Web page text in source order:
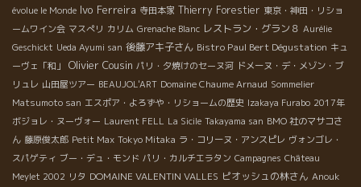
évolue le Monde Ivo Ferreira 寺田本家 Thierry Forestier 東京・神田・リショ
ームワイン会 マスぺリ カリム Grenache Blanc レストラン・グラン８ Aurélie
Geschickt Ueda Ayumi san 後藤アキ子さん Bistro Paul Bert Dégustation キュ
ーヴェ「和」
Olivier Cousin パリ・夕焼けのセーヌ河 ドメーヌ・デ・メゾン・ブ
リュレ 山田屋ツアー BEAUJOL'ART Domaine Chaume Arnaud Sommelier
Matsumoto san エスポア・よろずや・リショームの歴史 Izakaya Furabo 2017年
ボジョレ・ヌーヴォー Laurent FELL La Sicile Takayama san BMO 社のマサコさ
ん 藤原俊太郎 Petit Max Tokyo Mitaka ラ・コリーヌ・アンスピレ ヴォンゴレ・
スパゲティ ブー・デュ・モンド パリ・カルチエラタン Campagnes Château
Meylet 2002 リタ DOMAINE VALENTIN VALLES ピオッシュの林さん Anouk